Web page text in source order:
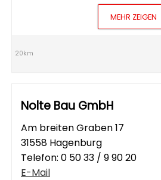
MEHR ZEIGEN
20km
Nolte Bau GmbH
Am breiten Graben 17
31558 Hagenburg
Telefon: 0 50 33 / 9 90 20
E-Mail